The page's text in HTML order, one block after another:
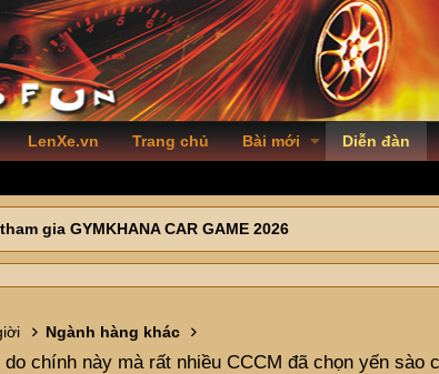
LenXe.vn Trang chủ Bài mới Diễn đàn
gia GYMKHANA CAR GAME 2026
Ngành hàng khác
chính này mà rất nhiều CCCM đã chọn yến sào